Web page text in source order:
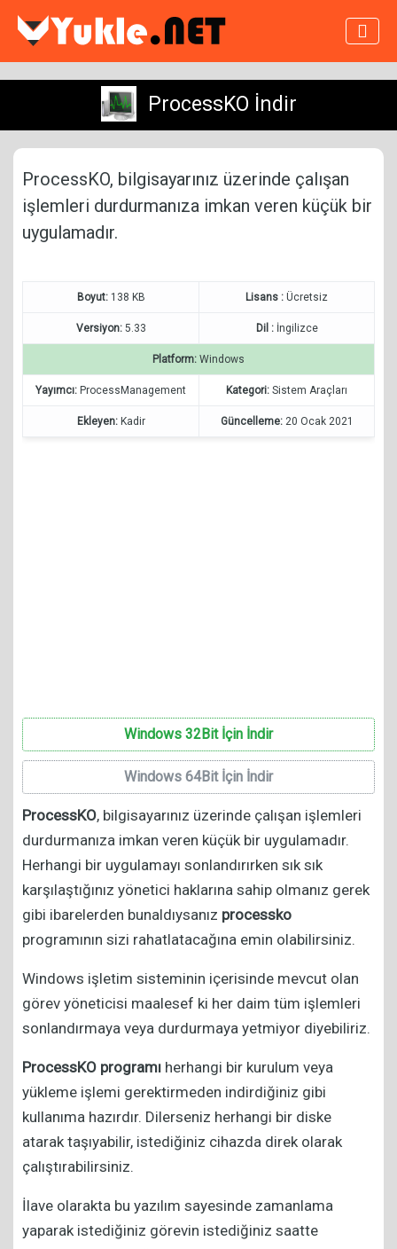
ProcessKO İndir
ProcessKO, bilgisayarınız üzerinde çalışan
işlemleri durdurmanıza imkan veren küçük bir
uygulamadır.
Boyut:138 KB Lisans : Ücretsiz
Versiyon:5.33 Dil :İngilizce
Platform: Windows
Yayımcı: ProcessManagement Kategori: Sistem Araçları
Ekleyen:Kadir Güncelleme:20 Ocak 2021
Windows 32Bit İçin İndir
Windows 64Bit İçin İndir
ProcessKO, bilgisayarınız üzerinde çalışan işlemleri
durdurmanıza imkan veren küçük bir uygulamadır.
Herhangi bir uygulamayı sonlandırırken sık sık
karşılaştığınız yönetici haklarına sahip olmanız gerek
gibi ibarelerden bunaldıysanız processko
programının sizi rahatlatacağına emin olabilirsiniz.
Windows işletim sisteminin içerisinde mevcut olan
görev yöneticisi maalesef ki her daim tüm işlemleri
sonlandırmaya veya durdurmaya yetmiyor diyebiliriz.
ProcessKO programı herhangi bir kurulum veya
yükleme işlemi gerektirmeden indirdiğiniz gibi
kullanıma hazırdır. Dilerseniz herhangi bir diske
atarak taşıyabilir, istediğiniz cihazda direk olarak
çalıştırabilirsiniz.
İlave olarakta bu yazılım sayesinde zamanlama
yaparak istediğiniz görevin istediğiniz saatte